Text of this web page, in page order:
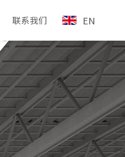
联系我们 EN